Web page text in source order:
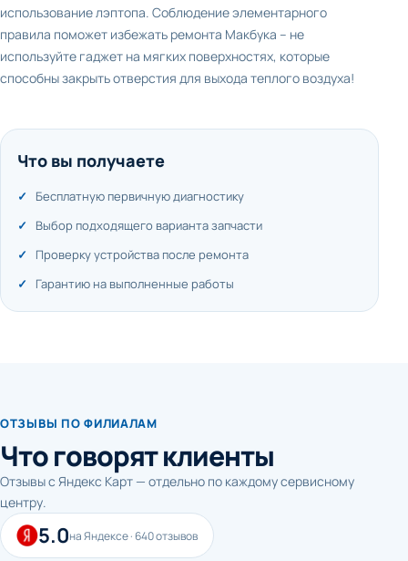
использование лэптопа. Соблюдение элементарного
правила поможет избежать ремонта Макбука – не
используйте гаджет на мягких поверхностях, которые
способны закрыть отверстия для выхода теплого воздуха!
Что вы получаете
Бесплатную первичную диагностику
Выбор подходящего варианта запчасти
Проверку устройства после ремонта
Гарантию на выполненные работы
ОТЗЫВЫ ПО ФИЛИАЛАМ
Что говорят клиенты
Отзывы с Яндекс Карт — отдельно по каждому сервисному
центру.
5.0на Яндексе · 640 отзывов